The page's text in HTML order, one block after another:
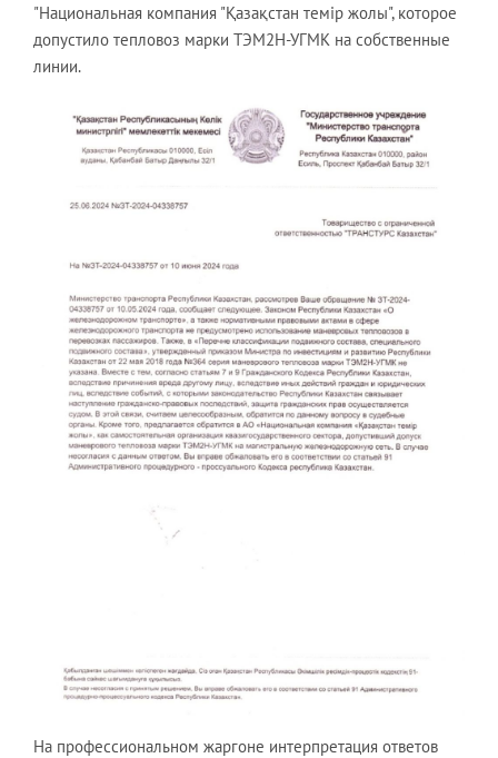
"Национальная компания "Қазақстан темір жолы", которое
допустило тепловоз марки ТЭМ2Н-УГМК на собственные
линии.
На профессиональном жаргоне интерпретация ответов